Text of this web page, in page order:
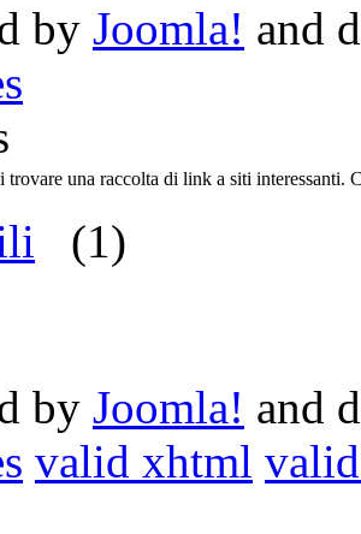
by Joomla! and
trovare una raccolta di link a siti interessanti.
(1)
by Joomla! and
valid xhtml